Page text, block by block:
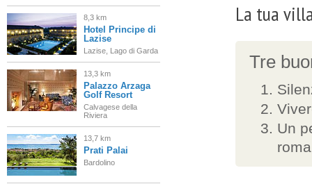
La tua
Tre
Un
8,3 km
Hotel Principe di
Lazise
Lazise, Lago di Garda
13,3 km
Palazzo Arzaga
Golf Resort
Calvagese della
Riviera
13,7 km
Prati Palai
Bardolino